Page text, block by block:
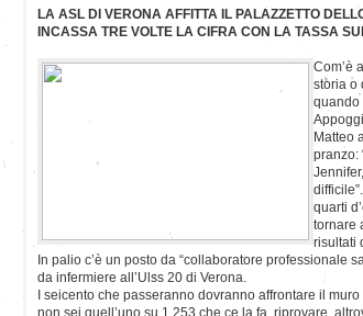
LA ASL DI VERONA AFFITTA IL PALAZZETTO
INCASSA TRE VOLTE LA CIFRA CON LA TASSA
Com’è
storia o
quando
Matteo
pranzo:
quarti
tornare
risultati
In palio c’è un posto da “collaboratore professionale
da infermiere all’Ulss 20 di Verona.
I seicento che passeranno dovranno affrontare il
non sei quell’uno su 1.253 che ce la fa, riprovare,